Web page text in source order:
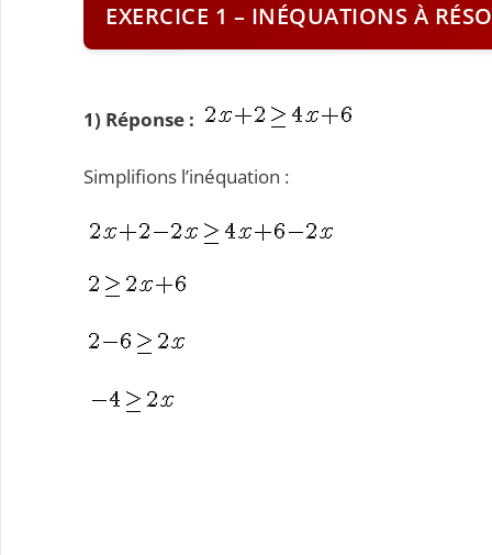
EXERCICE 1 – INÉQUATIONS À
1) Réponse :
Simplifions l’inéquation :